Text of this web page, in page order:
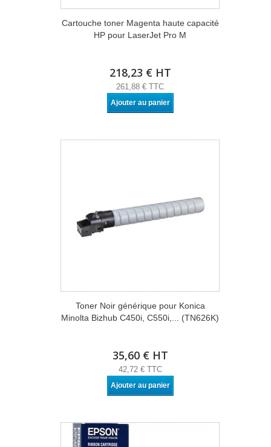
Cartouche toner Magenta haute capacité
HP pour LaserJet Pro M
218,23 € HT
261,88 € TTC
Ajouter au panier
Toner Noir générique pour Konica
Minolta Bizhub C450i, C550i,... (TN626K)
35,60 € HT
42,72 € TTC
Ajouter au panier